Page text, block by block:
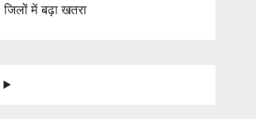
जिलों में बढ़ा खतरा